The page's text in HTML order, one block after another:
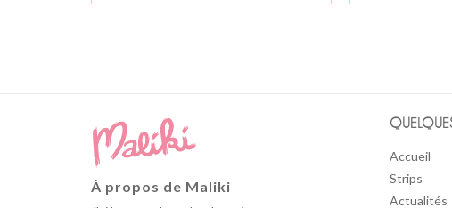
À propos de Maliki
Accueil
Strips
Actualités